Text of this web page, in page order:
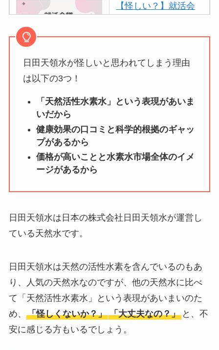
【怪しい？】就活会
アトムクリニックは
本当？
【怪しい？】帝国デ
ミ・評判は実際ど
【怪しい？】セルプ
口コミ・評判は実際
Liteの口コミ・評判は
実際どう？
ユリカコーポレーシ
ョンは怪しい？口コ
ミ・評価が正直ヤバ
日田天領水が怪しいと思われてしまう理由
は以下の3つ！
「天然活性水素水」という表現があいま
いだから
健康効果の口コミと科学的根拠のギャッ
プがあるから
価格が高いことと水素水市場全体のイメ
ージがあるから
日田天領水は日本の株式会社日田天領水が運営し
ている天然水です。
日田天領水は天然の活性水素を含んでいるのもあ
り、人気の天然水なのですが、他の天然水に比べ
て「天然活性水素水」という表現があいまいのた
め、 「怪しくないか？」 「大丈夫なの？」 と、不
安に感じる方もいるでしょう。